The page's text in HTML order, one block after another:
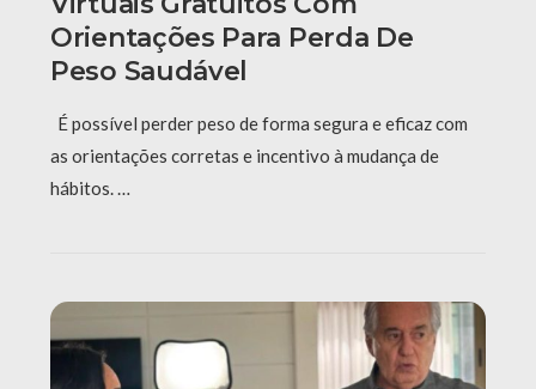
Orientações Para Perda De
Peso Saudável
É possível perder peso de forma segura e eficaz com
as orientações corretas e incentivo à mudança de
hábitos. …